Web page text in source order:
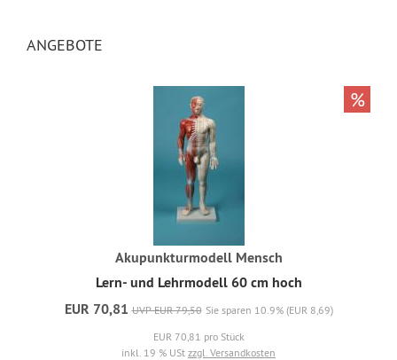
ANGEBOTE
Akupunkturmodell Mensch
Lern- und Lehrmodell 60 cm hoch
EUR 70,81 UVP EUR 79,50 Sie sparen 10.9% (EUR 8,69)
EUR 70,81 pro Stück
inkl. 19 % USt zzgl. Versandkosten
%